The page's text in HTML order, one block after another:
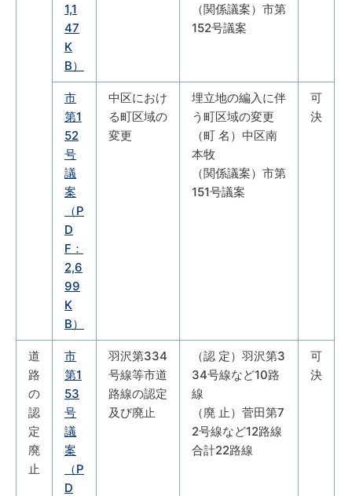
1,1
47
K
B）
（関係議案）市第
152号議案
市
第1
52
号
議
案
（P
D
F：
2,6
99
K
B）
中区におけ
る町区域の
変更
埋立地の編入に伴
う町区域の変更
（町 名）中区南
本牧
（関係議案）市第
151号議案
可
決
道
路
の
認
定
廃
止
市
第1
53
号
議
案
（P
D
羽沢第334
号線等市道
路線の認定
及び廃止
（認 定）羽沢第3
34号線など10路
線
（廃 止）菅田第7
2号線など12路線
合計22路線
可
決